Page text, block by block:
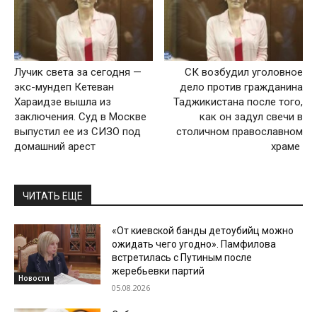
Лучик света за сегодня —
экс-мундеп Кетеван
Хараидзе вышла из
заключения. Суд в Москве
выпустил ее из СИЗО под
домашний арест
СК возбудил уголовное
дело против гражданина
Таджикистана после того,
как он задул свечи в
столичном православном
храме
ЧИТАТЬ ЕЩЕ
Новости
«От киевской банды детоубийц можно
ожидать чего угодно». Памфилова
встретилась с Путиным после
жеребьевки партий
05.08.2026